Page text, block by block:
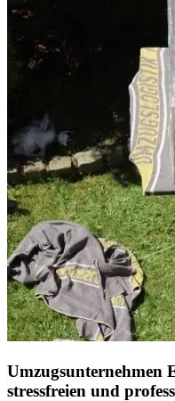
Umzugsunternehmen
stressfreien und